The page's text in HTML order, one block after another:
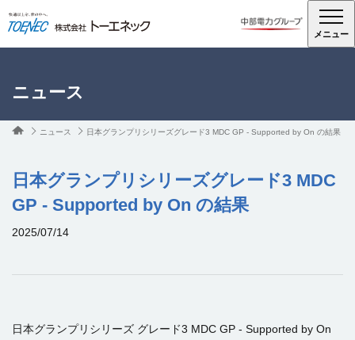
メニュー
ニュース
ニュース 日本グランプリシリーズグレード3 MDC GP - Supported by On の結果
日本グランプリシリーズグレード3 MDC
GP - Supported by On の結果
2025/07/14
日本グランプリシリーズ グレード3 MDC GP - Supported by On